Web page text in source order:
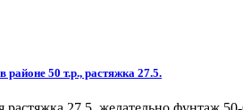
50 т.р., растяжка 27.5.